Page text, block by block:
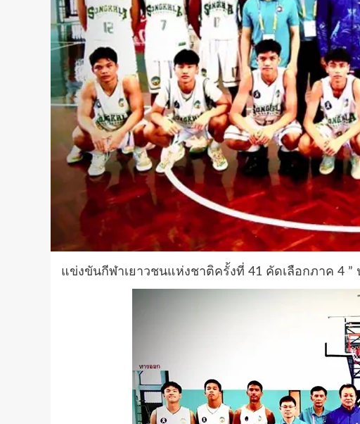
แข่งขันกีฬาเยาวชนแห่งชาติครั้งที่ 41 คัดเลือกภาค 4 ”